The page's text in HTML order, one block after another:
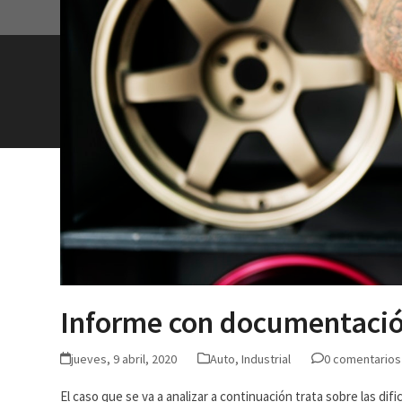
Informe con
jueves, 9 abril, 2020 Auto,Industrial 0 comentarios
El caso que se va a analizar a continuación trata sobre las